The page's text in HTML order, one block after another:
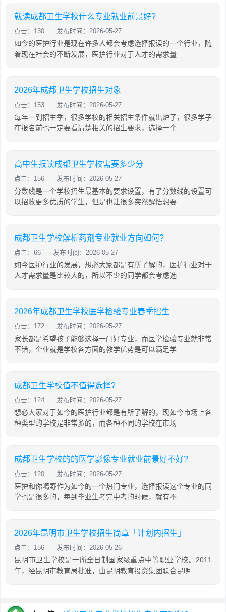
就读成都卫生学校什么专业就业前景好?
点击：130 发布时间：2026-05-27
如今的医护行业是现在许多人都会考虑选择报读的一个行业，随
着现在社会的不断发展，医护行业对于人才的需求量
2026年成都卫生学校招生对象
点击：153 发布时间：2026-05-27
每年一到招生季，很多学校的相关招生条件就出炉了，很多学子
在报名前也一定要看清楚相关的招生要求，选择一个
高中生报读成都卫生学校需要多少分
点击：156 发布时间：2026-05-27
分数线是一个学校招生最基本的要求设置，有了分数线的设置可
以招收更多优质的学生，但是也让很多突然醒悟想要
成都卫生学校解析药剂专业就业方向如何?
点击：66 发布时间：2026-05-27
如今医护行业的发展，想必大家都是有所了解的，医护行业对于
人才需求量是比较大的，所以不少的同学都会考虑选
2026年成都卫生学校医学检验专业春季招生
点击：172 发布时间：2026-05-27
家长都是希望孩子能够选择一门好专业，而医学检验专业就非常
不错，企业就是学校各方面的教学优势是可以满足学
成都卫生学校值不值得选择?
点击：124 发布时间：2026-05-27
想必大家对于如今的医护行业都是有所了解的，现如今市场上各
种类型的学校是非常多的，而各种不同的学校在市场
成都卫生学校的的医学影像专业就业前景好不好?
点击：120 发布时间：2026-05-27
医护和你噶野作为如今的一个热门专业，选择报读这个专业的同
学也是很多的，每到毕业生考完中考的时候，就有不
2026年昆明市卫生学校招生简章「计划内招生」
点击：156 发布时间：2026-05-26
昆明市卫生学校是一所全日制国家级重点中等职业学校。2011
年，经昆明市教育局批准，由昆明教育投资集团联合昆明